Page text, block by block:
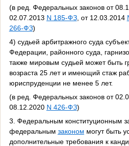
(в ред. Федеральных законов от
02.07.2013 N 185-ФЗ, от 12.03.2014
266-ФЗ)
4) судьей арбитражного суда
Федерации, районного суда,
также мировым судьей может быть
возраста 25 лет и имеющий стаж
юриспруденции не менее 5 лет.
(в ред. Федеральных законов от
08.12.2020 N 426-ФЗ)
3. Федеральным конституционным
федеральным законом могут быть
дополнительные требования к